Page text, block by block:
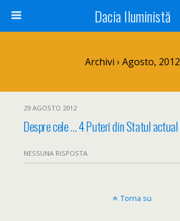
Dacia Iluministă
Archivi › Agosto, 2012
29 AGOSTO 2012
Despre cele … 4 Puteri din Statul actual
NESSUNA RISPOSTA
Torna su